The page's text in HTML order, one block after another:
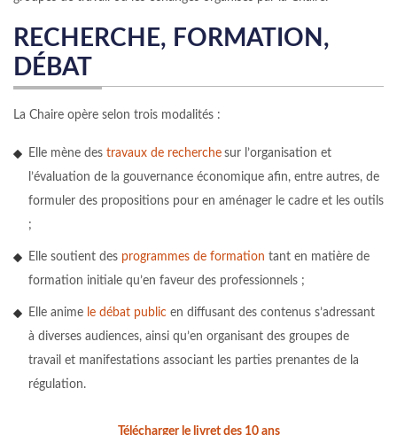
RECHERCHE, FORMATION,
DÉBAT
La Chaire opère selon trois modalités :
Elle mène des travaux de recherche sur l’organisation et
l’évaluation de la gouvernance économique afin, entre autres, de
formuler des propositions pour en aménager le cadre et les outils
;
Elle soutient des programmes de formation tant en matière de
formation initiale qu’en faveur des professionnels ;
Elle anime le débat public en diffusant des contenus s’adressant
à diverses audiences, ainsi qu’en organisant des groupes de
travail et manifestations associant les parties prenantes de la
régulation.
Télécharger le livret des 10 ans